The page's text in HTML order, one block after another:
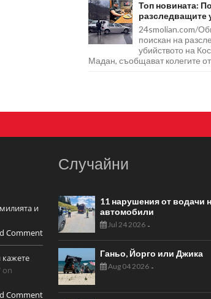
Топ новината:
разследващите
24smolian.com/
поискан на
убийството на
Мадан, съобщават колегите
и
Comment
кажете
on
Comment
Случайни
11 нарушения от водачи
автомобили
Jul 24 2026-
Ганьо, Йорго или Джика
Aug 04 2026-